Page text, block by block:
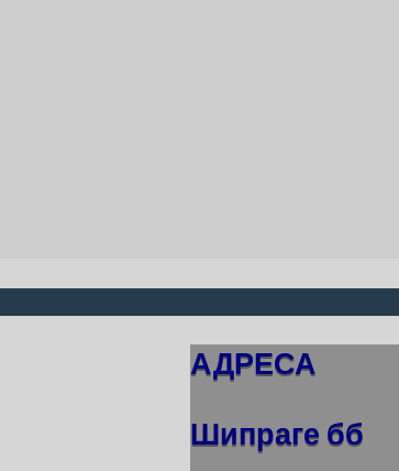
АДРЕСА
Шипраге бб